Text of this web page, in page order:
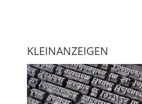
KLEINANZEIGEN